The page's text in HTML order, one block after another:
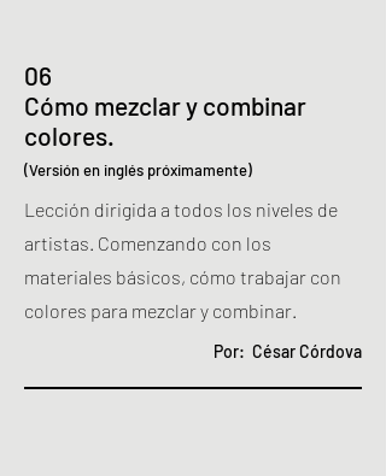
06
Cómo mezclar y combinar
colores.
(Versión en inglés próximamente)
Lección dirigida a todos los niveles de
artistas. Comenzando con los
materiales básicos, cómo trabajar con
colores para mezclar y combinar.
Por: César Córdova